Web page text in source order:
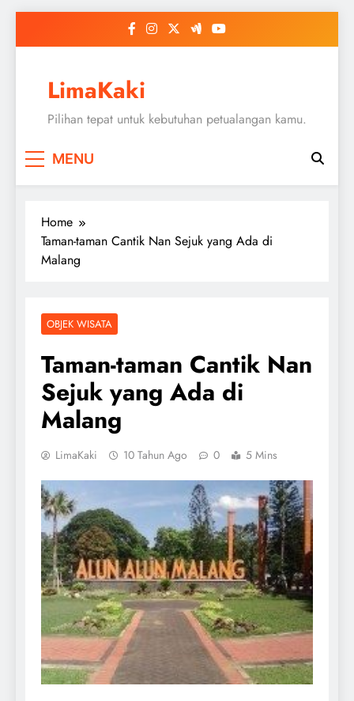
LimaKaki
Pilihan tepat untuk kebutuhan petualangan kamu.
MENU
Home
Taman-taman Cantik Nan Sejuk yang Ada di
Malang
OBJEK WISATA
Taman-taman Cantik Nan
Sejuk yang Ada di
Malang
LimaKaki 10 Tahun Ago 0 5 Mins